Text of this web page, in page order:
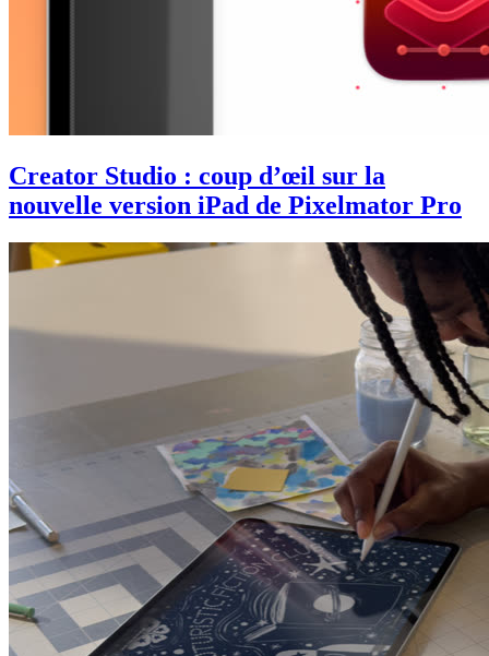
Creator Studio : coup d’œil sur la
nouvelle version iPad de Pixelmator Pro